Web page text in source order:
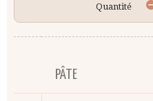
Quantité
PÂTE